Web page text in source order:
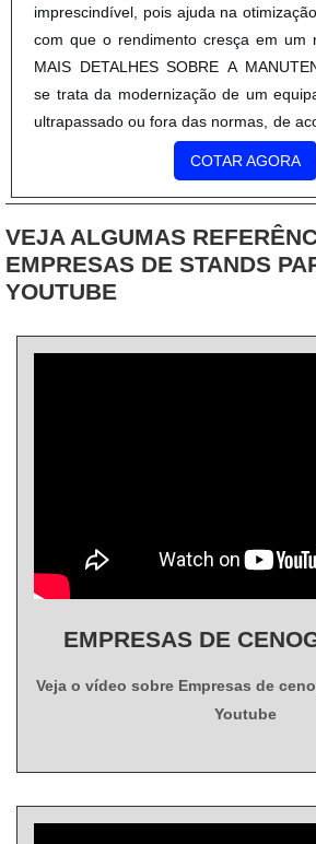
imprescindível, pois ajuda na
com que o rendimento cresça em um
MAIS DETALHES SOBRE A
se trata da modernização de um
ultrapassado ou fora das normas, de
a qual ele responde. O recurso é
empresas que necessitam obter uma
para um traba.
COTAR AGORA
VEJA ALGUMAS
EMPRESAS DE STANDS
YOUTUBE
EMPRESAS DE
Veja o vídeo sobre Empresas de
Youtube